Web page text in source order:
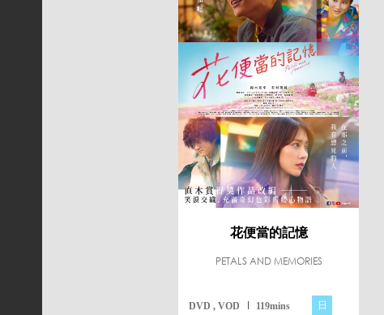
花便當的記憶
PETALS AND MEMORIES
DVD , VOD 119mins 日